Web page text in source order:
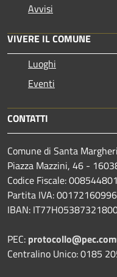
Avvisi
VIVERE IL COMUNE
Luoghi
Eventi
CONTATTI
Comune di Santa
Piazza Mazzini, 46 -
Codice Fiscale:
Partita IVA: 00172160996
IBAN:
PEC:
Centralino Unico: 0185